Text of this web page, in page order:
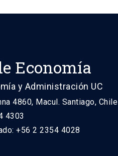
Economía
y Administración UC
4860, Macul. Santiago, Chile
4303
+56 2 2354 4028